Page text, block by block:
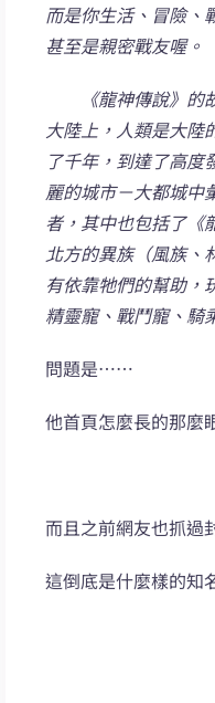
而是你生活、冒險、
甚至是親密戰友喔。
《龍神傳說》的
大陸上，人類是大陸
了千年，到達了高度
麗的城市－大都城中
者，其中也包括了《
北方的異族（風族、
有依靠牠們的幫助，
精靈寵、戰鬥寵、騎
問題是……
他首頁怎麼長的那麼
而且之前網友也抓
這倒底是什麼樣的知